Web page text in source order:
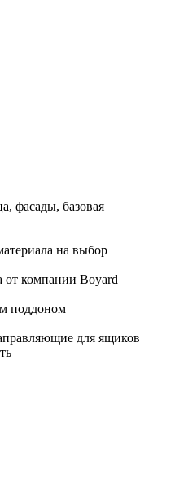
фасады, базовая
на выбор
от компании Boyard
поддоном
для ящиков